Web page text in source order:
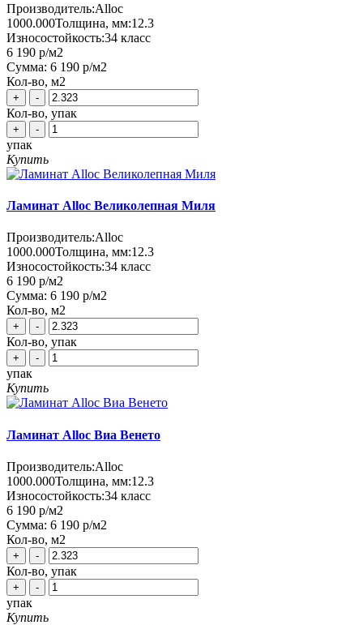
Производитель:Alloc
1000.000Толщина, мм:12.3
Износостойкость:34 класс
6 190 р/м2
Сумма: 6 190 р/м2
Кол-во, м2
+ -
Кол-во, упак
+ -
упак
Купить
Ламинат Alloc Великолепная Миля
Производитель:Alloc
1000.000Толщина, мм:12.3
Износостойкость:34 класс
6 190 р/м2
Сумма: 6 190 р/м2
Кол-во, м2
+ -
Кол-во, упак
+ -
упак
Купить
Ламинат Alloc Виа Венето
Производитель:Alloc
1000.000Толщина, мм:12.3
Износостойкость:34 класс
6 190 р/м2
Сумма: 6 190 р/м2
Кол-во, м2
+ -
Кол-во, упак
+ -
упак
Купить